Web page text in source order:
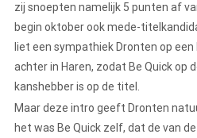
zij snoepten namelijk 5 punten af
begin oktober ook mede-
liet een sympathiek Dronten op
achter in Haren, zodat Be Quick op
kanshebber is op de titel.
Maar deze intro geeft Dronten
het was Be Quick zelf, dat de van